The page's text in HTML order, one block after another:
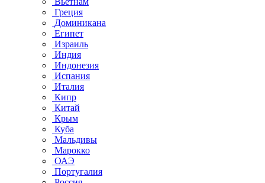
Греция
Доминикана
Египет
Израиль
Индия
Индонезия
Испания
Италия
Кипр
Китай
Крым
Куба
Мальдивы
Марокко
ОАЭ
Португалия